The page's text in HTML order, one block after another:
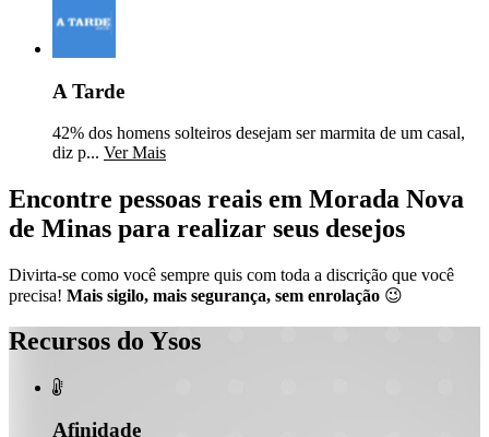
A Tarde
42% dos homens solteiros desejam ser marmita de um casal,
diz p... Ver Mais
Encontre pessoas reais em Morada Nova
de Minas para realizar seus desejos
Divirta-se como você sempre quis com toda a discrição que você
precisa! Mais sigilo, mais segurança, sem enrolação 😉
Recursos do Ysos

Afinidade